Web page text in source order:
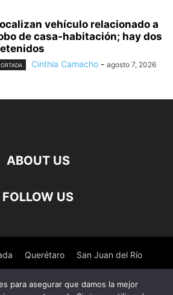
vehículo relacionado a
de casa-habitación; hay dos
Cinthia Camacho - agosto 7, 2026
ABOUT US
FOLLOW US
Querétaro San Juan del Río
para asegurar que damos la mejor